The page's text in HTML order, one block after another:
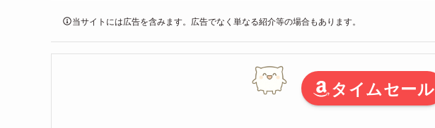
当サイトには広告を含みます。広告でなく単なる紹介等の場合もあります。
タイムセール